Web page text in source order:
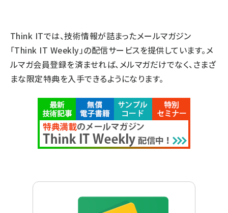
Think ITでは、技術情報が詰まったメールマガジン
「Think IT Weekly」の配信サービスを提供しています。メ
ルマガ会員登録を済ませれば、メルマガだけでなく、さまざ
まな限定特典を入手できるようになります。